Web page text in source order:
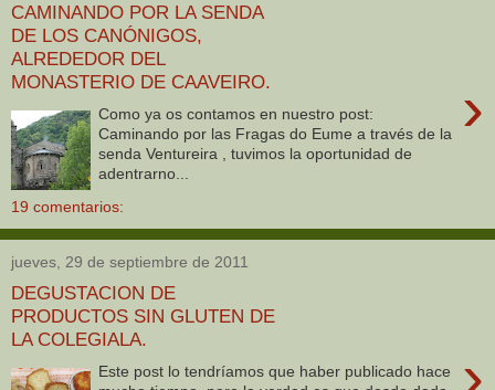
CAMINANDO POR LA SENDA
DE LOS CANÓNIGOS,
ALREDEDOR DEL
MONASTERIO DE CAAVEIRO.
›
Como ya os contamos en nuestro post:
Caminando por las Fragas do Eume a través de la
senda Ventureira , tuvimos la oportunidad de
adentrarno...
19 comentarios:
jueves, 29 de septiembre de 2011
DEGUSTACION DE
PRODUCTOS SIN GLUTEN DE
LA COLEGIALA.
Este post lo tendríamos que haber publicado hace